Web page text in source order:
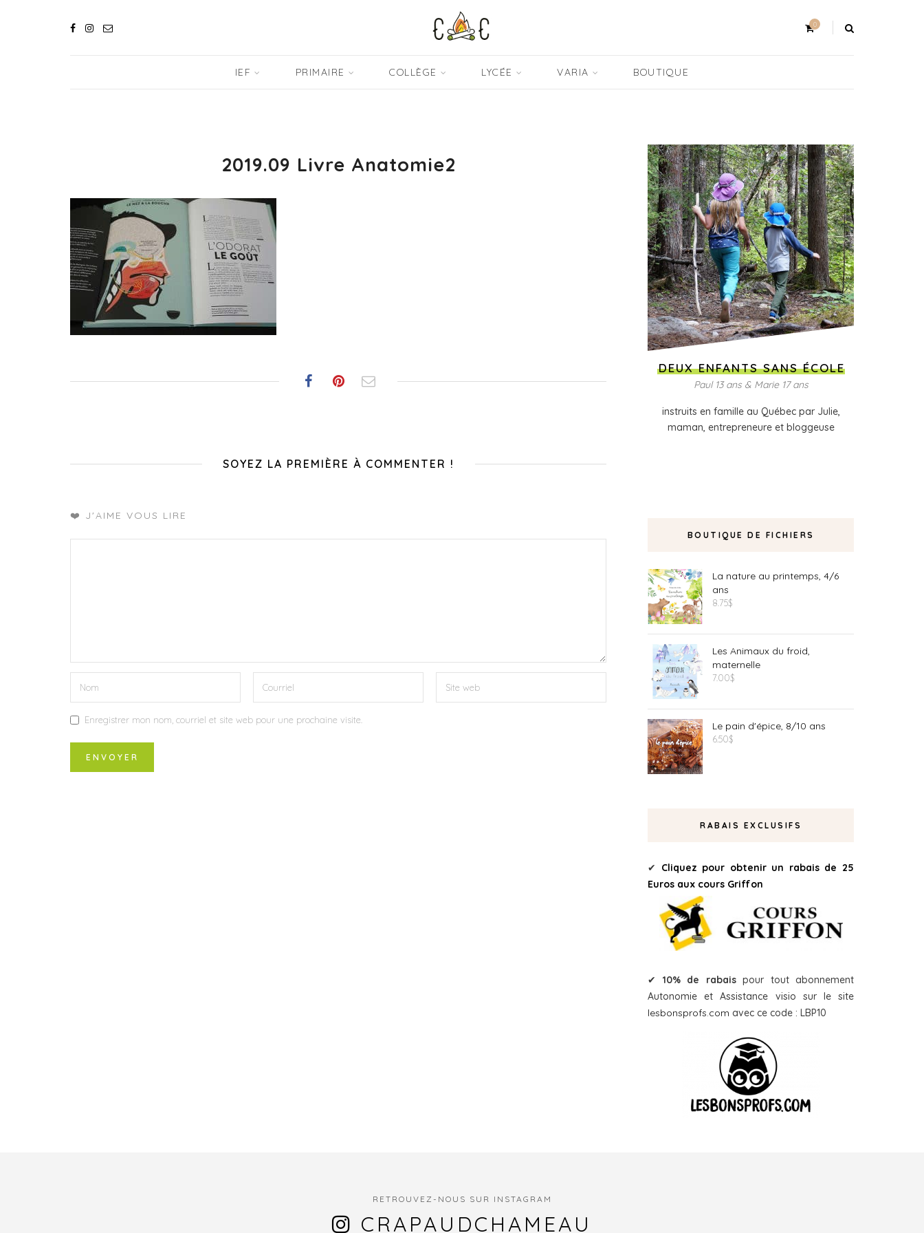
0
IEF PRIMAIRE COLLÈGE LYCÉE VARIA BOUTIQUE
2019.09 Livre Anatomie2
SOYEZ LA PREMIÈRE À COMMENTER !
❤️ J'AIME VOUS LIRE
Enregistrer mon nom, courriel et site web pour une prochaine visite.
DEUX ENFANTS SANS ÉCOLE
Paul 13 ans & Marie 17 ans
instruits en famille au Québec par Julie,
maman, entrepreneure et bloggeuse
BOUTIQUE DE FICHIERS
La nature au printemps, 4/6
ans
8.75$
Les Animaux du froid,
maternelle
7.00$
Le pain d'épice, 8/10 ans
6.50$
RABAIS EXCLUSIFS
✔ Cliquez pour obtenir un rabais de 25
Euros aux cours Griffon
✔ 10% de rabaispour tout abonnement
Autonomie et Assistance visio sur le site
lesbonsprofs.com avec ce code : LBP10
RETROUVEZ-NOUS SUR INSTAGRAM
CRAPAUDCHAMEAU